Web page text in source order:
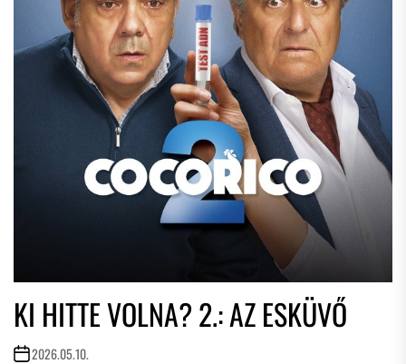
KI HITTE VOLNA? 2.: AZ ESKÜVŐ
2026.05.10.